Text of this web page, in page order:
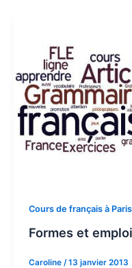
Cours de français à Paris
Formes et
Caroline /13 janvier 2013